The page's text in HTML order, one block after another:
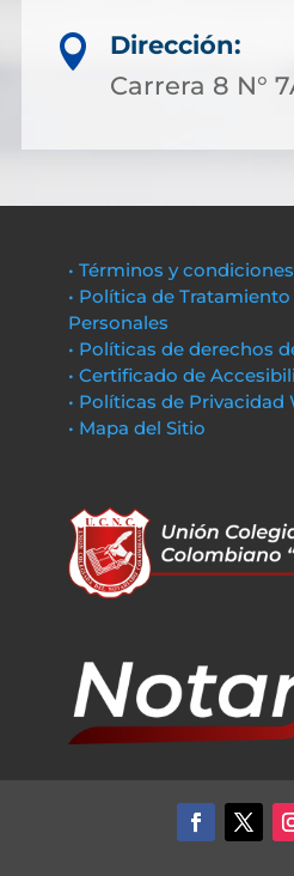

Dirección:
Carrera 8 N°
• Términos y condiciones
• Política de
Personales
• Políticas de derechos
• Certificado de
• Políticas de Privacidad
• Mapa del Sitio